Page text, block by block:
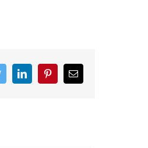
TwitterLinkedInPinterestCorreo
electrónico